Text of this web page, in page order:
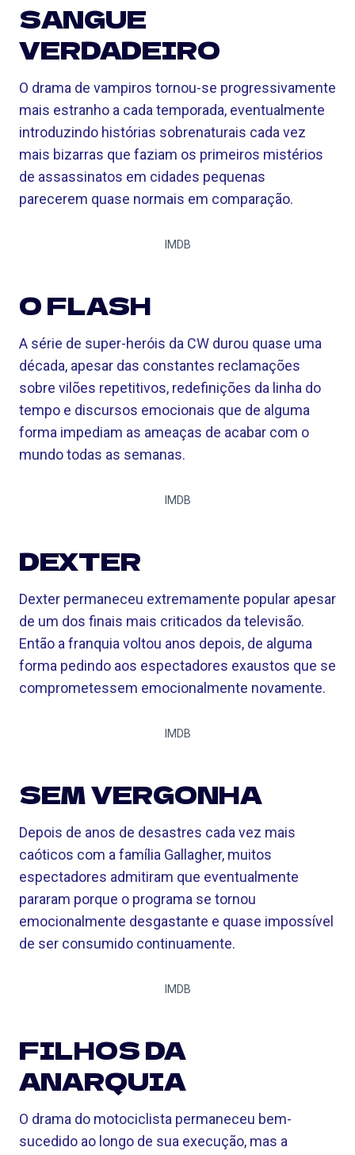
SANGUE
VERDADEIRO
O drama de vampiros tornou-se progressivamente
mais estranho a cada temporada, eventualmente
introduzindo histórias sobrenaturais cada vez
mais bizarras que faziam os primeiros mistérios
de assassinatos em cidades pequenas
parecerem quase normais em comparação.
IMDB
O FLASH
A série de super-heróis da CW durou quase uma
década, apesar das constantes reclamações
sobre vilões repetitivos, redefinições da linha do
tempo e discursos emocionais que de alguma
forma impediam as ameaças de acabar com o
mundo todas as semanas.
IMDB
DEXTER
Dexter permaneceu extremamente popular apesar
de um dos finais mais criticados da televisão.
Então a franquia voltou anos depois, de alguma
forma pedindo aos espectadores exaustos que se
comprometessem emocionalmente novamente.
IMDB
SEM VERGONHA
Depois de anos de desastres cada vez mais
caóticos com a família Gallagher, muitos
espectadores admitiram que eventualmente
pararam porque o programa se tornou
emocionalmente desgastante e quase impossível
de ser consumido continuamente.
IMDB
FILHOS DA
ANARQUIA
O drama do motociclista permaneceu bem-
sucedido ao longo de sua execução, mas a